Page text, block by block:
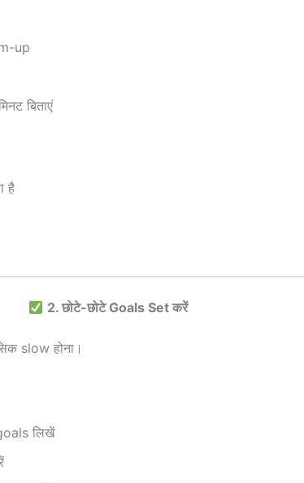
up
बिताएं
है
2. छोटे-छोटे Goals Set करें
slow होना।
लिखें